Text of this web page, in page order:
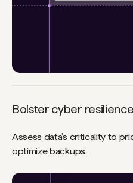
Bolster cyber resilience
Assess data’s criticality to
optimize backups.